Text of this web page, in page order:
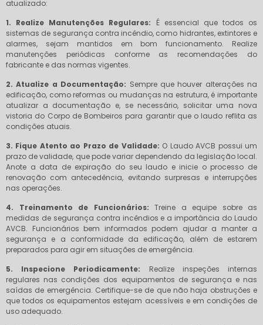
atualizado:
1. Realize Manutenções Regulares: É essencial que todos os
sistemas de segurança contra incêndio, como hidrantes, extintores e
alarmes, sejam mantidos em bom funcionamento. Realize
manutenções periódicas conforme as recomendações do
fabricante e das normas vigentes.
2. Atualize a Documentação: Sempre que houver alterações na
edificação, como reformas ou mudanças na estrutura, é importante
atualizar a documentação e, se necessário, solicitar uma nova
vistoria do Corpo de Bombeiros para garantir que o laudo reflita as
condições atuais.
3. Fique Atento ao Prazo de Validade: O Laudo AVCB possui um
prazo de validade, que pode variar dependendo da legislação local.
Anote a data de expiração do seu laudo e inicie o processo de
renovação com antecedência, evitando surpresas e interrupções
nas operações.
4. Treinamento de Funcionários: Treine a equipe sobre as
medidas de segurança contra incêndios e a importância do Laudo
AVCB. Funcionários bem informados podem ajudar a manter a
segurança e a conformidade da edificação, além de estarem
preparados para agir em situações de emergência.
5. Inspecione Periodicamente: Realize inspeções internas
regulares nas condições dos equipamentos de segurança e nas
saídas de emergência. Certifique-se de que não haja obstruções e
que todos os equipamentos estejam acessíveis e em condições de
uso adequado.